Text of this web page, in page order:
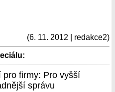
(6. 11. 2012 | redakce2)
pro firmy: Pro vyšší
správu